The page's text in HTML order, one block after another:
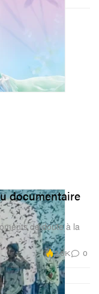
documentaire
de doute à la
2.6K 0